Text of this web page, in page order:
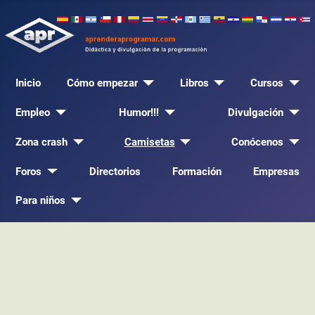
Inicio Cómo empezar Libros Cursos
Empleo Humor!!! Divulgación
Zona crash Camisetas Conócenos
Foros Directorios Formación Empresas
Para niños